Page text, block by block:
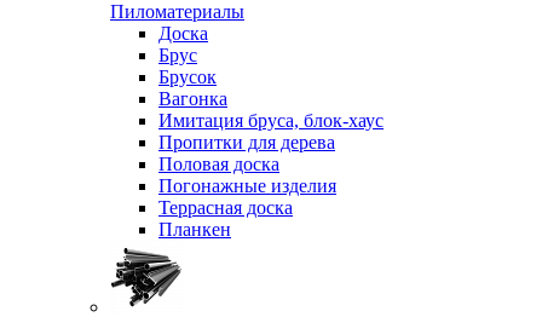
Пиломатериалы
Доска
Брус
Брусок
Вагонка
Имитация бруса, блок-хаус
Пропитки для дерева
Половая доска
Погонажные изделия
Террасная доска
Планкен